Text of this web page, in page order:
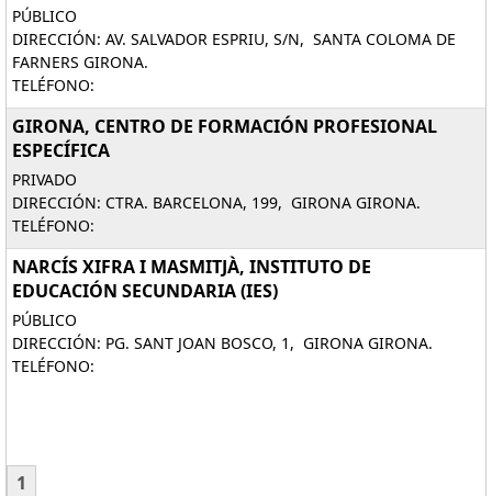
PÚBLICO
DIRECCIÓN: AV. SALVADOR ESPRIU, S/N, SANTA COLOMA DE
FARNERS GIRONA.
TELÉFONO:
GIRONA, CENTRO DE FORMACIÓN PROFESIONAL
ESPECÍFICA
PRIVADO
DIRECCIÓN: CTRA. BARCELONA, 199, GIRONA GIRONA.
TELÉFONO:
NARCÍS XIFRA I MASMITJÀ, INSTITUTO DE
EDUCACIÓN SECUNDARIA (IES)
PÚBLICO
DIRECCIÓN: PG. SANT JOAN BOSCO, 1, GIRONA GIRONA.
TELÉFONO:
1